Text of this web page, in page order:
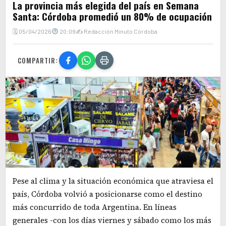
La provincia más elegida del país en Semana
Santa: Córdoba promedió un 80% de ocupación
🗓 05/04/2026 20:09✍ Redacción Minuto Córdoba
COMPARTIR:
Pese al clima y la situación económica que atraviesa el
país, Córdoba volvió a posicionarse como el destino
más concurrido de toda Argentina. En líneas
generales -con los días viernes y sábado como los más